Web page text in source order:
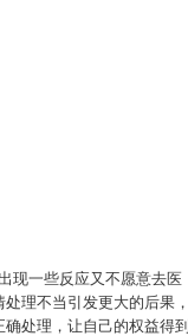
现一些反应又不愿意去医
理不当引发更大的后果，
处理，让自己的权益得到